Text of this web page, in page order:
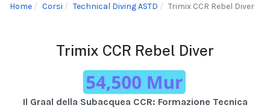
Home Corsi Technical Diving ASTD Trimix CCR Rebel Diver
Trimix CCR Rebel Diver
Il Graal della Subacquea CCR: Formazione Tecnica